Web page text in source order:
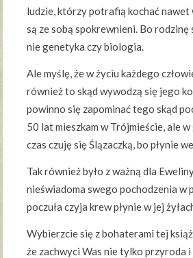
ludzie, którzy potrafią kochać nawet
są ze sobą spokrewnieni. Bo rodzinę
nie genetyka czy biologia.
Ale myślę, że w życiu każdego
również to skąd wywodzą się jego
powinno się zapominać tego skąd
50 lat mieszkam w Trójmieście, ale w
czas czuję się Ślązaczką, bo płynie
Tak również było z ważną dla
nieświadoma swego pochodzenia w
poczuła czyja krew płynie w jej
Wybierzcie się z bohaterami tej
że zachwyci Was nie tylko przyroda